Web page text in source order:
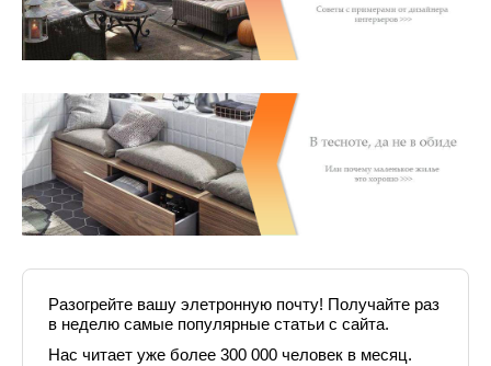
Разогрейте вашу элетронную почту! Получайте раз
в неделю самые популярные статьи с сайта.
Нас читает уже более 300 000 человек в месяц.